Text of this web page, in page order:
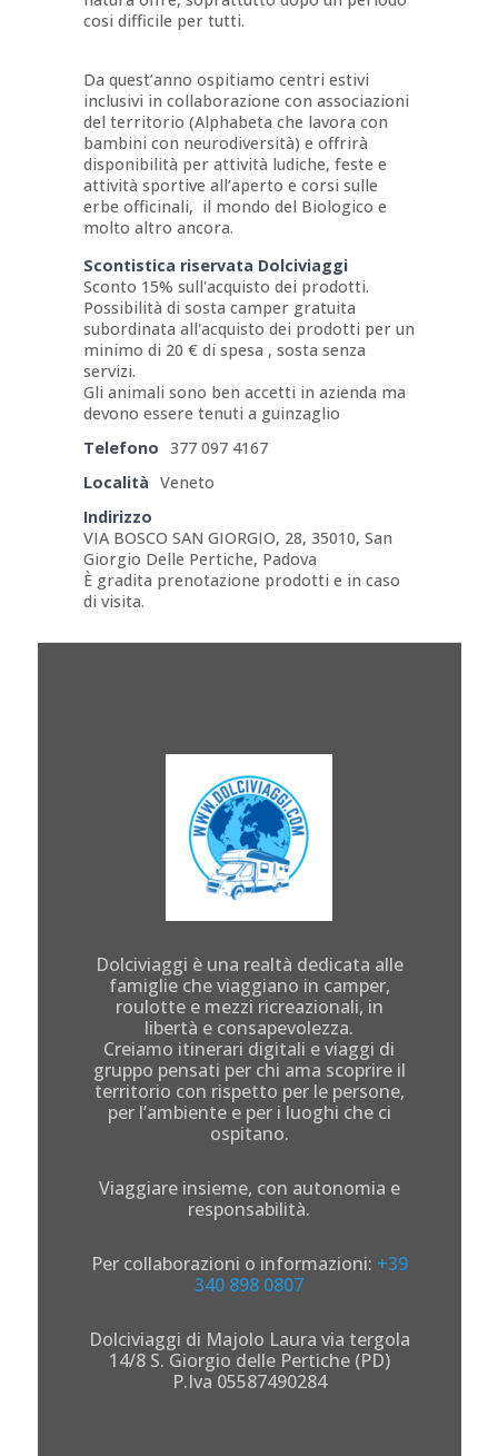
cosi difficile per tutti.
Da quest’anno ospitiamo centri estivi
inclusivi in collaborazione con associazioni
del territorio (Alphabeta che lavora con
bambini con neurodiversità) e offrirà
disponibilità per attività ludiche, feste e
attività sportive all’aperto e corsi sulle
erbe officinali, il mondo del Biologico e
molto altro ancora.
Scontistica riservata Dolciviaggi
Sconto 15% sull'acquisto dei prodotti.
Possibilità di sosta camper gratuita
subordinata all'acquisto dei prodotti per un
minimo di 20 € di spesa , sosta senza
servizi.
Gli animali sono ben accetti in azienda ma
devono essere tenuti a guinzaglio
Telefono 377 097 4167
Località Veneto
Indirizzo
VIA BOSCO SAN GIORGIO, 28, 35010, San
Giorgio Delle Pertiche, Padova
È gradita prenotazione prodotti e in caso
di visita.
Dolciviaggi è una realtà dedicata alle
famiglie che viaggiano in camper,
roulotte e mezzi ricreazionali, in
libertà e consapevolezza.
Creiamo itinerari digitali e viaggi di
gruppo pensati per chi ama scoprire il
territorio con rispetto per le persone,
per l’ambiente e per i luoghi che ci
ospitano.
Viaggiare insieme, con autonomia e
responsabilità.
Per collaborazioni o informazioni: +39
340 898 0807
Dolciviaggi di Majolo Laura via tergola
14/8 S. Giorgio delle Pertiche (PD)
P.Iva 05587490284